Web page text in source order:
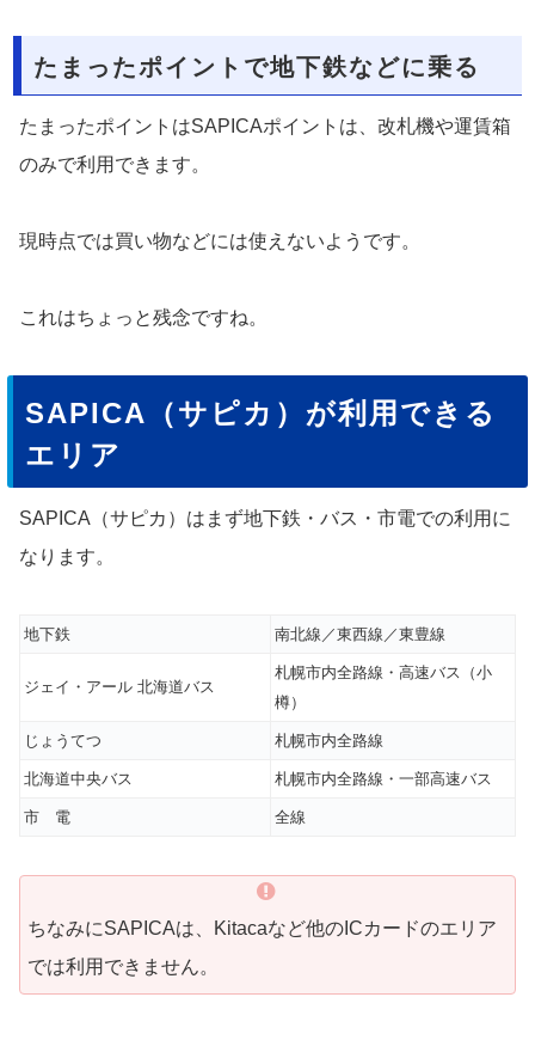
たまったポイントで地下鉄などに乗る
たまったポイントはSAPICAポイントは、改札機や運賃箱
のみで利用できます。
現時点では買い物などには使えないようです。
これはちょっと残念ですね。
SAPICA（サピカ）が利用できる
エリア
SAPICA（サピカ）はまず地下鉄・バス・市電での利用に
なります。
地下鉄 南北線／東西線／東豊線
ジェイ・アール 北海道バス
札幌市内全路線・高速バス（小
樽）
じょうてつ 札幌市内全路線
北海道中央バス 札幌市内全路線・一部高速バス
市 電 全線
ちなみにSAPICAは、Kitacaなど他のICカードのエリア
では利用できません。